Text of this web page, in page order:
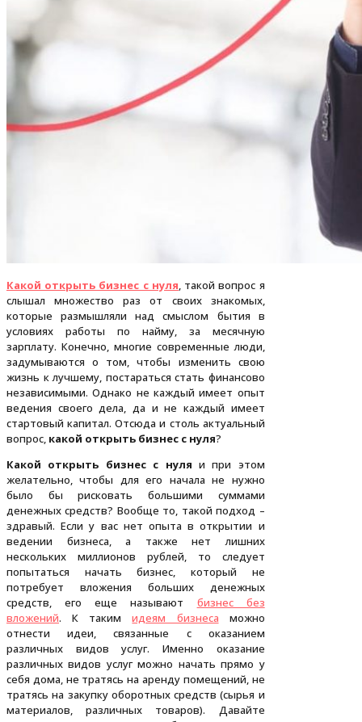
Какой открыть бизнес с нуля, такой вопрос я
слышал множество раз от своих знакомых,
которые размышляли над смыслом бытия в
условиях работы по найму, за месячную
зарплату. Конечно, многие современные люди,
задумываются о том, чтобы изменить свою
жизнь к лучшему, постараться стать финансово
независимыми. Однако не каждый имеет опыт
ведения своего дела, да и не каждый имеет
стартовый капитал. Отсюда и столь актуальный
вопрос, какой открыть бизнес с нуля?
Какой открыть бизнес с нуля и при этом
желательно, чтобы для его начала не нужно
было бы рисковать большими суммами
денежных средств? Вообще то, такой подход –
здравый. Если у вас нет опыта в открытии и
ведении бизнеса, а также нет лишних
нескольких миллионов рублей, то следует
попытаться начать бизнес, который не
потребует вложения больших денежных
средств, его еще называют бизнес без
вложений. К такимидеям бизнеса можно
отнести идеи, связанные с оказанием
различных видов услуг. Именно оказание
различных видов услуг можно начать прямо у
себя дома, не тратясь на аренду помещений, не
тратясь на закупку оборотных средств (сырья и
материалов, различных товаров). Давайте